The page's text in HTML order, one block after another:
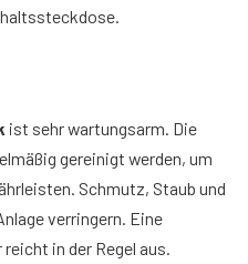
ist sehr wartungsarm. Die
gereinigt werden, um
Schmutz, Staub und
verringern. Eine
in der Regel aus.